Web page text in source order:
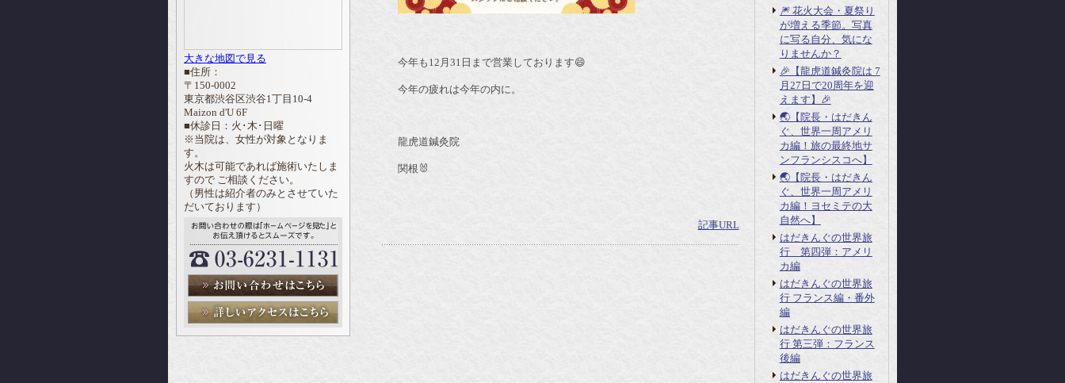
今年も12月31日まで営業しております😄
今年の疲れは今年の内に。
龍虎道鍼灸院
関根🐰
記事URL
🎆 花火大会・夏祭り
が増える季節。写真
に写る自分、気にな
りませんか？
🎉【龍虎道鍼灸院は 7
月27日で20周年を迎
えます】🎉
🌏【院長・はだきん
ぐ、世界一周アメリ
カ編！旅の最終地サ
ンフランシスコへ】
🌏【院長・はだきん
ぐ、世界一周アメリ
カ編！ヨセミテの大
自然へ】
はだきんぐの世界旅
行 第四弾：アメリ
カ編
はだきんぐの世界旅
行 フランス編・番外
編
はだきんぐの世界旅
行 第三弾：フランス
後編
はだきんぐの世界旅
大きな地図で見る
■住所：
〒150-0002
東京都渋谷区渋谷1丁目10-4
Maizon d'U 6F
■休診日：火･木･日曜
※当院は、女性が対象となりま
す。
火木は可能であれば施術いたしま
すので ご相談ください。
（男性は紹介者のみとさせていた
だいております）